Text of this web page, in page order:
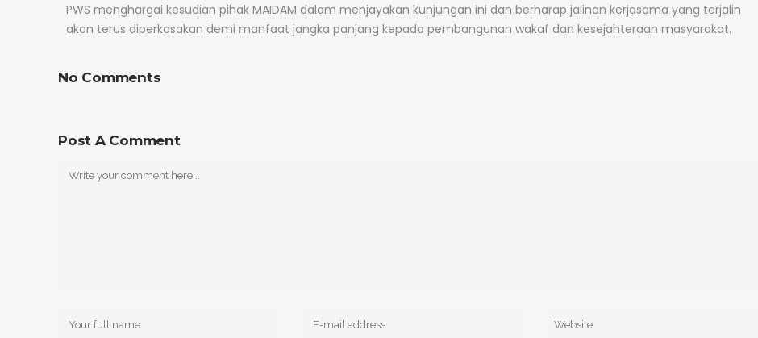
PWS menghargai kesudian pihak MAIDAM dalam menjayakan kunjungan ini dan berharap jalinan kerjasama yang terjalin
akan terus diperkasakan demi manfaat jangka panjang kepada pembangunan wakaf dan kesejahteraan masyarakat.
No Comments
Post A Comment